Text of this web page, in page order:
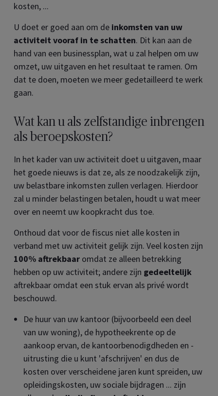
kosten, ...
U doet er goed aan om de inkomsten van uw
activiteit vooraf in te schatten. Dit kan aan de
hand van een businessplan, wat u zal helpen om uw
omzet, uw uitgaven en het resultaat te ramen. Om
dat te doen, moeten we meer gedetailleerd te werk
gaan.
Wat kan u als zelfstandige inbrengen
als beroepskosten?
In het kader van uw activiteit doet u uitgaven, maar
het goede nieuws is dat ze, als ze noodzakelijk zijn,
uw belastbare inkomsten zullen verlagen. Hierdoor
zal u minder belastingen betalen, houdt u wat meer
over en neemt uw koopkracht dus toe.
Onthoud dat voor de fiscus niet alle kosten in
verband met uw activiteit gelijk zijn. Veel kosten zijn
100% aftrekbaar omdat ze alleen betrekking
hebben op uw activiteit; andere zijn gedeeltelijk
aftrekbaar omdat een stuk ervan als privé wordt
beschouwd.
De huur van uw kantoor (bijvoorbeeld een deel
van uw woning), de hypotheekrente op de
aankoop ervan, de kantoorbenodigdheden en -
uitrusting die u kunt 'afschrijven' en dus de
kosten over verscheidene jaren kunt spreiden, uw
opleidingskosten, uw sociale bijdragen ... zijn